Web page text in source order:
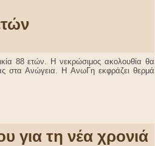
88 ετών. Η νεκρώσιμος ακολουθία θα
στα Ανώγεια. Η ΑνωΓη εκφράζει θερμά
για τη νέα χρονιά